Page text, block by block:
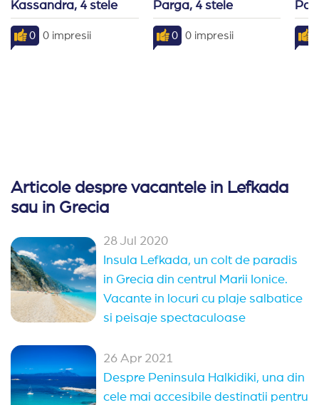
-Fumatul este interzis in lobby, restaurante, baruri
-Check-in la ora 14:00, check-out pana la ora 12:00.
-Sezlongurile nu pot fi rezervate in avans.
Kassandra, 4 stele
0 0 impresii
Parga, 4 stele
0 0 impresii
Articole despre vacantele in Lefkada
sau in Grecia
28 Jul 2020
Insula Lefkada, un colt de paradis
in Grecia din centrul Marii Ionice.
Vacante in locuri cu plaje salbatice
si peisaje spectaculoase
26 Apr 2021
Despre Peninsula Halkidiki, una din
cele mai accesibile destinatii pentru